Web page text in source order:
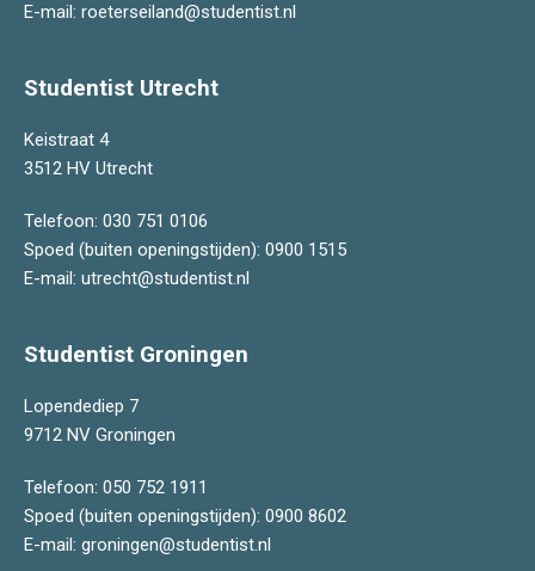
E-mail: roeterseiland@studentist.nl
Studentist Utrecht
Keistraat 4
3512 HV Utrecht
Telefoon: 030 751 0106
Spoed (buiten openingstijden): 0900 1515
E-mail: utrecht@studentist.nl
Studentist Groningen
Lopendediep 7
9712 NV Groningen
Telefoon: 050 752 1911
Spoed (buiten openingstijden): 0900 8602
E-mail: groningen@studentist.nl